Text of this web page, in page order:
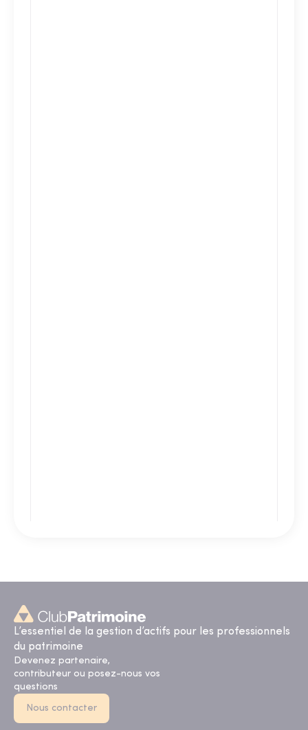
L’essentiel de la gestion d’actifs pour les professionnels
du patrimoine
Devenez partenaire,
contributeur ou posez-nous vos
questions
Nous contacter